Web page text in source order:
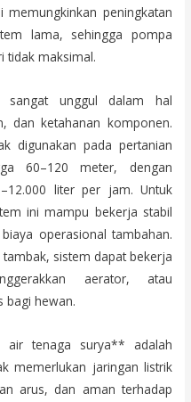
peningkatan
lama, sehingga pompa
tidak maksimal.
unggul dalam hal
dan ketahanan komponen.
digunakan pada pertanian
60–120 meter, dengan
liter per jam. Untuk
ini mampu bekerja stabil
operasional tambahan.
sistem dapat bekerja
aerator, atau
bagi hewan.
air tenaga surya** adalah
memerlukan jaringan listrik
arus, dan aman terhadap